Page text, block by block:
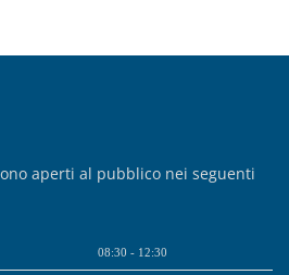
aperti al pubblico nei seguenti
08:30 - 12:30